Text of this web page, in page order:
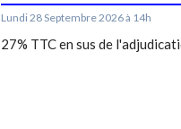
Lundi 28 Septembre 2026 à 14h
27% TTC en sus de